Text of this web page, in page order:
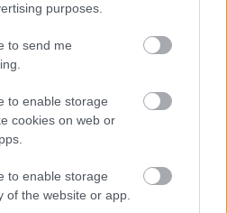
purposes.
to send me
to enable storage
cookies on web or
to enable storage
of the website or app.
a Marson
Tudunk lélegzetet
nélkülözhetetlen az
megvéd a sugárzásoktól,
a DNS-ünket és